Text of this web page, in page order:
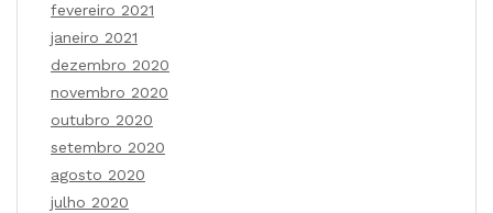
fevereiro 2021
janeiro 2021
dezembro 2020
novembro 2020
outubro 2020
setembro 2020
agosto 2020
julho 2020